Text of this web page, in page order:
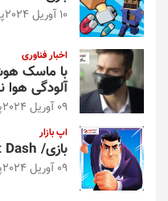
10 آوریل 2024
اخبار فناوری
با ماسک
آلودگی هوا
09 آوریل 2024
اپ بازار
بازی/ Agent Dash؛ سکه‌ها را جمع کنید
09 آوریل 2024